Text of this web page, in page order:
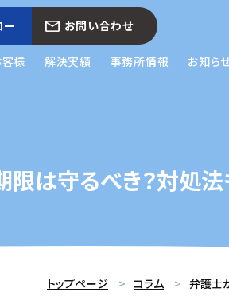
ー お問い合わせ
様 解決実績 事務所情報 お知ら
は守るべき？対処
トップページ コラム 弁護士